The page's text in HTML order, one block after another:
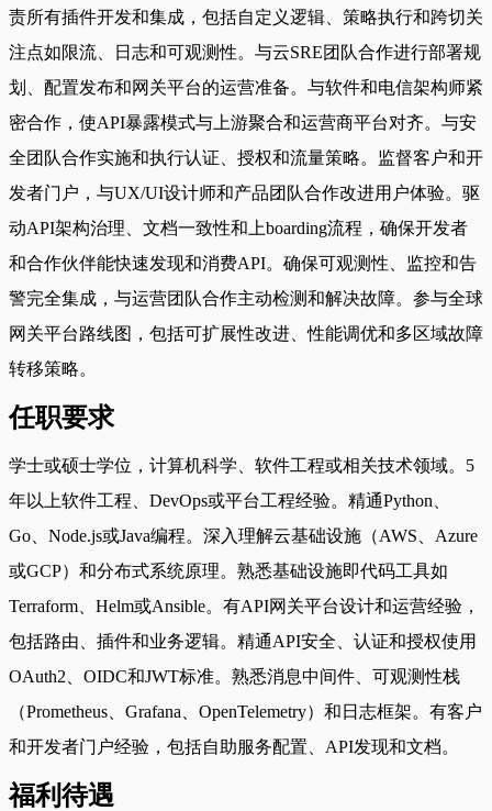
责所有插件开发和集成，包括自定义逻辑、策略执行和跨切关
注点如限流、日志和可观测性。与云SRE团队合作进行部署规
划、配置发布和网关平台的运营准备。与软件和电信架构师紧
密合作，使API暴露模式与上游聚合和运营商平台对齐。与安
全团队合作实施和执行认证、授权和流量策略。监督客户和开
发者门户，与UX/UI设计师和产品团队合作改进用户体验。驱
动API架构治理、文档一致性和上boarding流程，确保开发者
和合作伙伴能快速发现和消费API。确保可观测性、监控和告
警完全集成，与运营团队合作主动检测和解决故障。参与全球
网关平台路线图，包括可扩展性改进、性能调优和多区域故障
转移策略。
任职要求
学士或硕士学位，计算机科学、软件工程或相关技术领域。5
年以上软件工程、DevOps或平台工程经验。精通Python、
Go、Node.js或Java编程。深入理解云基础设施（AWS、Azure
或GCP）和分布式系统原理。熟悉基础设施即代码工具如
Terraform、Helm或Ansible。有API网关平台设计和运营经验，
包括路由、插件和业务逻辑。精通API安全、认证和授权使用
OAuth2、OIDC和JWT标准。熟悉消息中间件、可观测性栈
（Prometheus、Grafana、OpenTelemetry）和日志框架。有客户
和开发者门户经验，包括自助服务配置、API发现和文档。
福利待遇